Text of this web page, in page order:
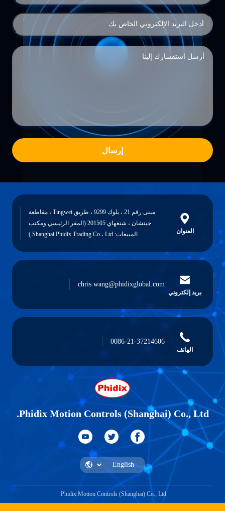
إرسال
العنوان
مبنى رقم 21 ، بلوك 9299 ، طريق Tingwei ، مقاطعة
جينشان ، شنغهاي 201505 (المقر الرئيسي ومكتب
المبيعات: Shanghai Phidix Trading Co.، Ltd.)
بريد إلكتروني
chris.wang@phidixglobal.com
الهاتف
0086-21-37214606
Phidix Motion Controls (Shanghai) Co., Ltd.
Phidix Motion Controls (Shanghai) Co., Ltd.